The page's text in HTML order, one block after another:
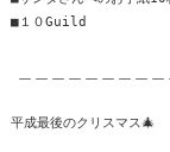
平成最後のクリスマス🎄